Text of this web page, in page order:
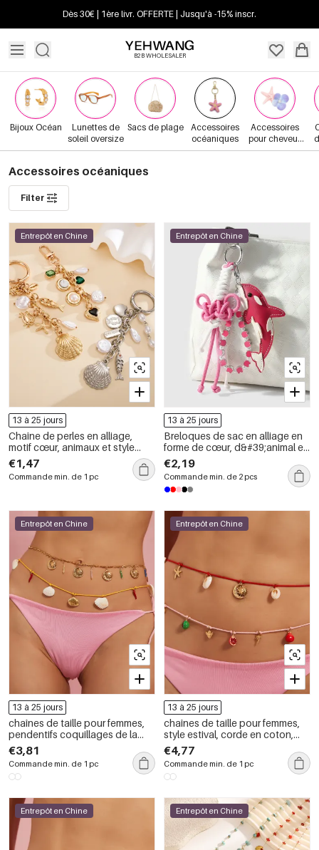
Dès 30€ | 1ère livr. OFFERTE | Jusqu'à -15% inscr.
B2B WHOLESALER
Bijoux Océan
Lunettes de
soleil oversize
Sacs de plage
Accessoires
océaniques
Accessoires
pour cheveux
d&#39;été
Accessoires océaniques
Filter
Entrepôt en Chine
13 à 25 jours
Chaîne de perles en alliage,
motif cœur, animaux et style
océanique, coquillage et étoile
de mer, collection Simple Series
Daily.
€1,47
Commande min. de 1 pc
Entrepôt en Chine
13 à 25 jours
Breloques de sac en alliage en
forme de cœur, d&#39;animal et
de nœud papillon, collection
quotidienne Simple Series
€2,19
Commande min. de 2 pcs
Entrepôt en Chine
13 à 25 jours
chaînes de taille pour femmes,
pendentifs coquillages de la
série beach, en acier inoxydable
couleur or
€3,81
Commande min. de 1 pc
Entrepôt en Chine
13 à 25 jours
chaînes de taille pour femmes,
style estival, corde en coton,
acier inoxydable, couleur or
€4,77
Commande min. de 1 pc
Entrepôt en Chine Entrepôt en Chine